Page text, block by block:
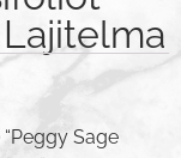
Sage